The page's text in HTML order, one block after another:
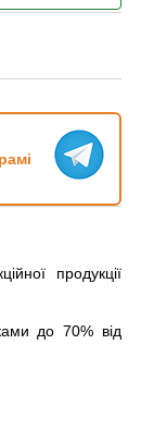
продукції
до 70% від